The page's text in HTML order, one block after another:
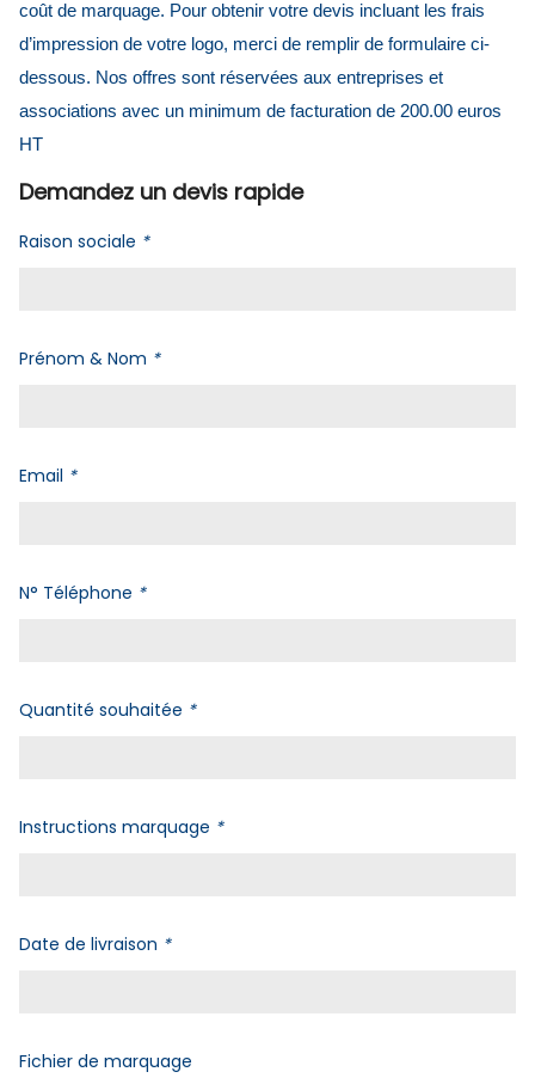
coût de marquage. Pour obtenir votre devis incluant les frais
d’impression de votre logo, merci de remplir de formulaire ci-
dessous. Nos offres sont réservées aux entreprises et
associations avec un minimum de facturation de 200.00 euros
HT
Demandez un devis rapide
Raison sociale *
Prénom & Nom *
Email *
N° Téléphone *
Quantité souhaitée *
Instructions marquage *
Date de livraison *
Fichier de marquage